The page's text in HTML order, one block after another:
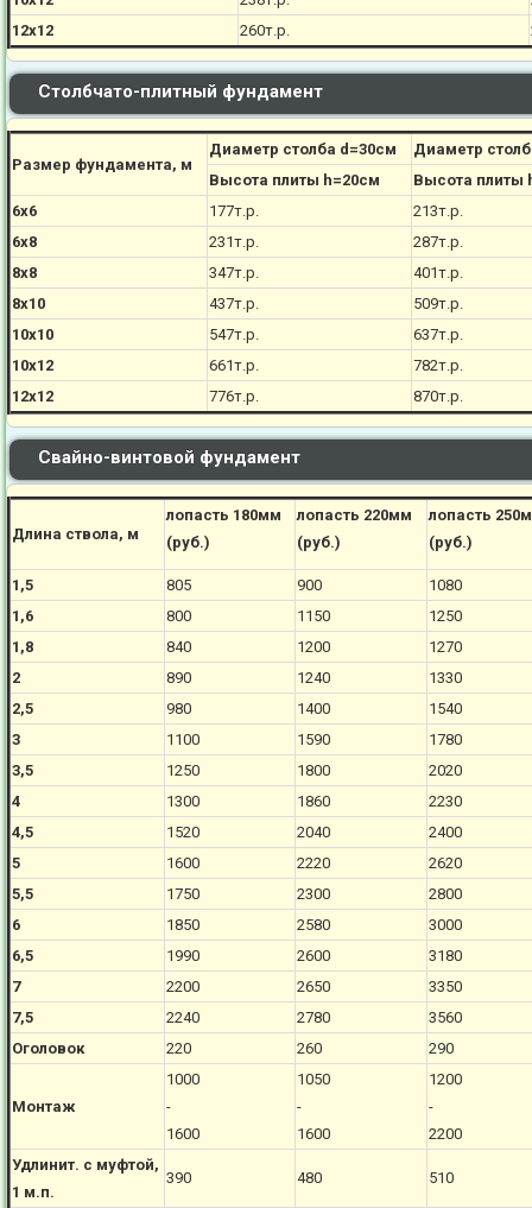
12х12
260т.р.
Столбчато-плитный фундамент
Размер фундамента, м
Диаметр столба d=30см
Диаметр
Высота плиты h=20см
Высота плиты
6х6
177т.р. 213т.р.
6х8
231т.р. 287т.р.
8х8
347т.р. 401т.р.
8х10
437т.р. 509т.р.
10х10
547т.р. 637т.р.
10х12
661т.р. 782т.р.
12х12
776т.р. 870т.р.
Свайно-винтовой фундамент
Длина ствола, м
лопасть 180мм
(руб.)
лопасть 220мм
(руб.)
лопасть
(руб.)
1,5 805 900
1080
1,6
800 1150
1250
1,8
840 1200
1270
2
890 1240
1330
2,5
980 1400
1540
3
1100 1590
1780
3,5
1250 1800
2020
4
1300 1860
2230
4,5
1520 2040
2400
5
1600 2220
2620
5,5
1750 2300
2800
6
1850 2580
3000
6,5
1990 2600
3180
7
2200 2650
3350
7,5
2240 2780
3560
Оголовок
220 260 290
Монтаж
1000
-
1600
1050
-
1600
1200
-
2200
Удлинит. с муфтой,
1 м.п.
390 480 510